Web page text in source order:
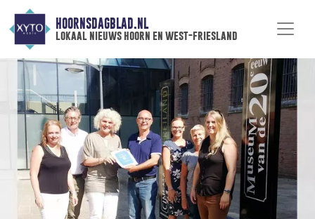
HOORNSDAGBLAD.NL
lokaal nieuws hoorn en west-friesland